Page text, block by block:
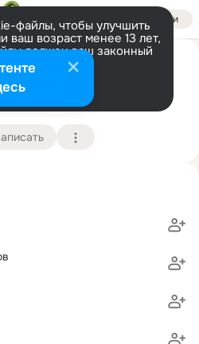
Войти
файлы, чтобы улучшить
ваш возраст менее 13 лет,
должен ваш законный
информации
Настроить
марта (36 лет)
Подробнее